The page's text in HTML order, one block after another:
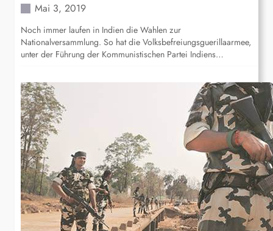
Mai 3, 2019
Noch immer laufen in Indien die Wahlen zur
Nationalversammlung. So hat die Volksbefreiungsguerillaarmee,
unter der Führung der Kommunistischen Partei Indiens…